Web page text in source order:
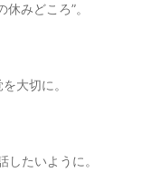
みどころ”。
大切に。
たいように。